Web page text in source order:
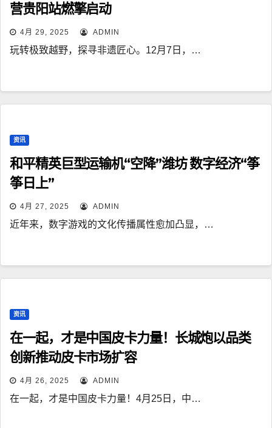
营贵阳站燃擎启动
4月 29, 2025 ADMIN
玩转极致越野，探寻非遗匠心。12月7日，…
资讯
和平精英巨型运输机“空降”潍坊 数字经济“筝
筝日上”
4月 27, 2025 ADMIN
近年来，数字游戏的文化传播属性愈加凸显，…
资讯
在一起，才是中国皮卡力量！长城炮以品类
创新推动皮卡市场扩容
4月 26, 2025 ADMIN
在一起，才是中国皮卡力量！4月25日，中…